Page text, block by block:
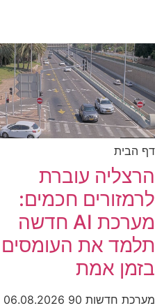
דף הבית
הרצליה עוברת
לרמזורים חכמים:
מערכת AI חדשה
תלמד את העומסים
בזמן אמת
מערכת חדשות 90
06.08.2026